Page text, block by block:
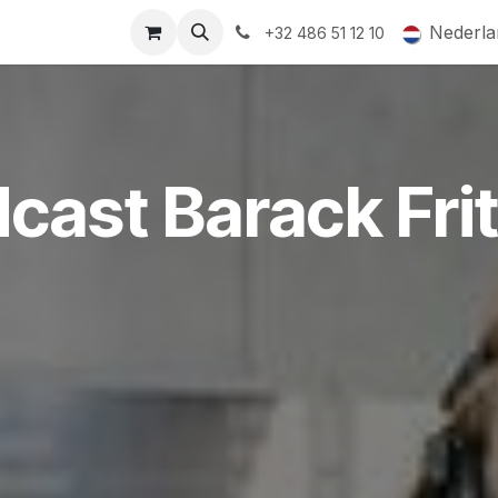
QR-labels Leifruit Subsidiedossiers
+32 486 51 12 10
Barack